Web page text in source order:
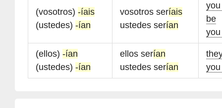
(vosotros) -íais
(ustedes) -ían
vosotros seríais
ustedes serían
be
(ellos) -ían
(ustedes) -ían
ellos serían
ustedes serían